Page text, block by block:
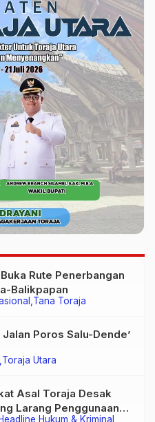
Tana Toraja
Rute Penerbangan
Balikpapan
Toraja Utara
Poros Salu-Dende’
Headline Hukum & Kriminal
Asal Toraja Desak
Larang Penggunaan